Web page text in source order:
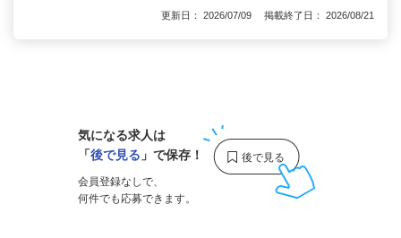
更新日： 2026/07/09 掲載終了日： 2026/08/21
気になる求人は
「後で見る 」で保存！
会員登録なしで、
何件でも応募できます。